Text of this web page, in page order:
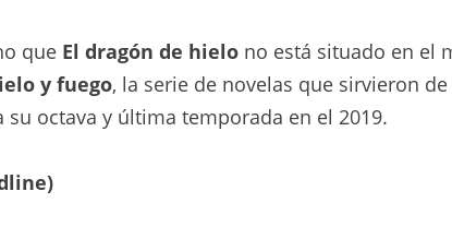
que El dragón de hielo no está situado en el
y fuego, la serie de novelas que sirvieron
su octava y última temporada en el 2019.